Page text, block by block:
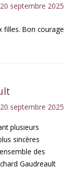
septembre 2025
filles. Bon courage
septembre 2025
plusieurs
sincères
des
Gaudreault